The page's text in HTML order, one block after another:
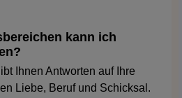
kann ich
Ihnen Antworten auf Ihre
Liebe, Beruf und Schicksal.